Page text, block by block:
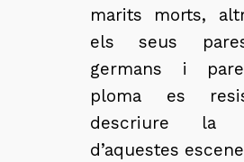
marits morts,
els seus
germans i
ploma es
descriure la
d’aquestes